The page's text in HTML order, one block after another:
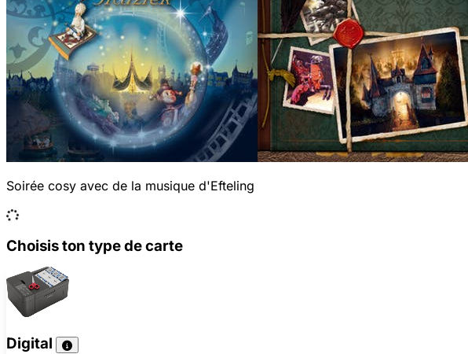
Soirée cosy avec de la musique d'Efteling
Choisis ton type de carte
Digital